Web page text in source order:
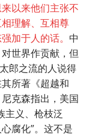
以来他们主张不
理解、互相尊
加于人的话。 中
世界作贡献，但
郎之流的人说得
所著《超越和
克森指出，美国
主义、枪枝泛
腐化”。这不是